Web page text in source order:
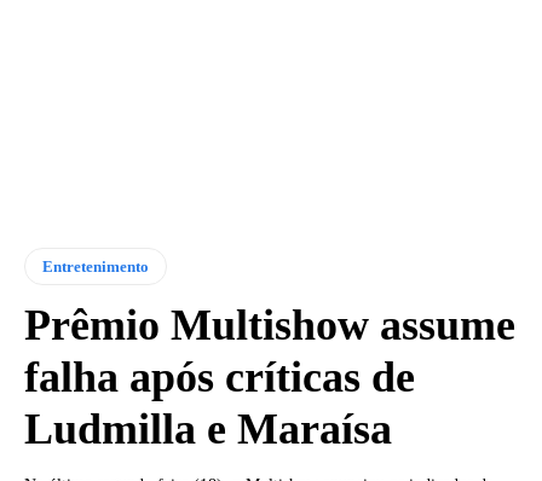
Entretenimento
Prêmio Multishow assume
falha após críticas de
Ludmilla e Maraísa